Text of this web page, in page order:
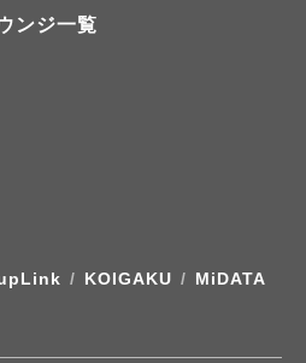
ンジ一覧
/ KOIGAKU / MiDATA